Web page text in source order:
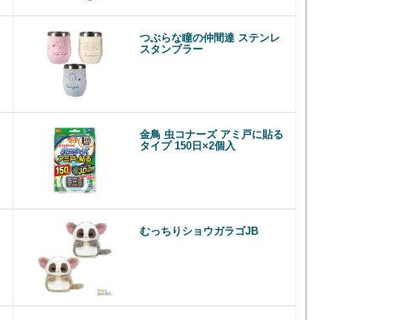
つぶらな瞳の仲間達 ステンレ
スタンブラー
金鳥 虫コナーズ アミ戸に貼る
タイプ 150日×2個入
むっちりショウガラゴJB